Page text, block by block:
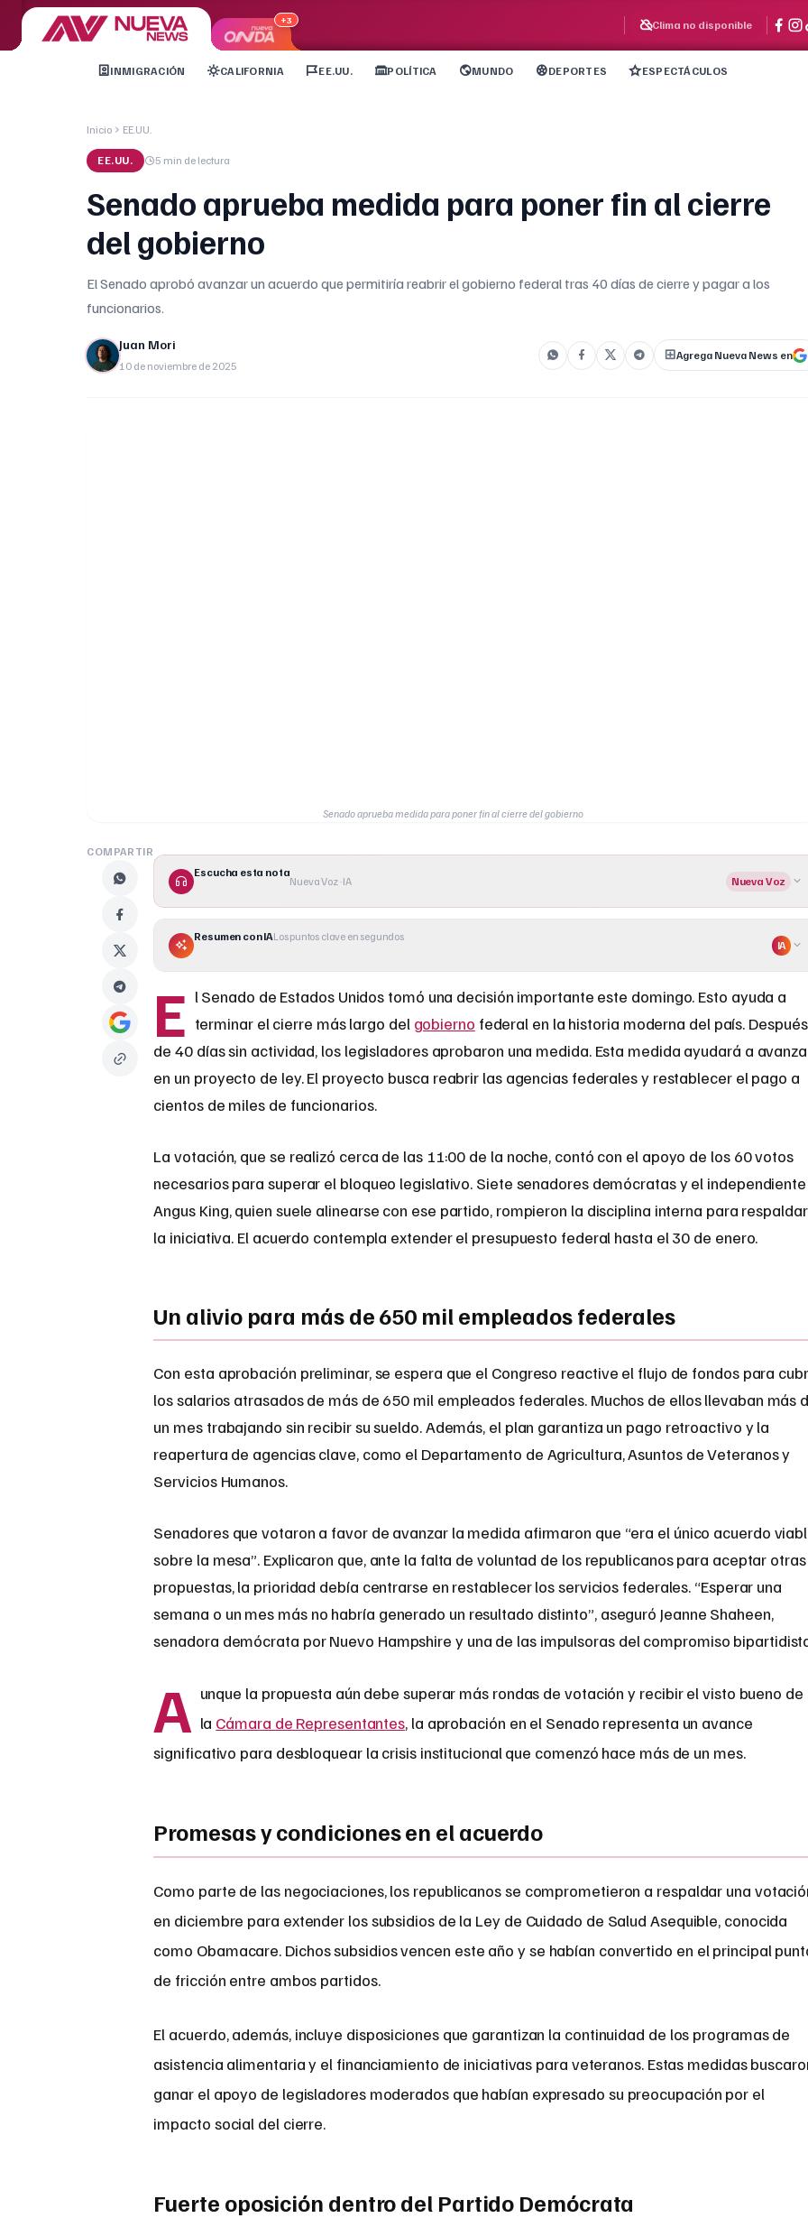
+3 Clima no disponible
INMIGRACIÓN CALIFORNIA EE.UU. POLÍTICA MUNDO DEPORTES ESPECTÁCULOS
Inicio EE.UU.
EE.UU. 5 min de lectura
Senado aprueba medida para poner fin al cierre
del gobierno
El Senado aprobó avanzar un acuerdo que permitiría reabrir el gobierno federal tras 40 días de cierre y pagar a los
funcionarios.
Juan Mori
10 de noviembre de 2025
Agrega Nueva News en
Senado aprueba medida para poner fin al cierre del gobierno
COMPARTIR
Escucha esta nota
Nueva Voz · IA Nueva Voz
Resumen con IALos puntos clave en segundos
IA
E l Senado de Estados Unidos tomó una decisión importante este domingo. Esto ayuda a
terminar el cierre más largo del gobierno federal en la historia moderna del país. Después
de 40 días sin actividad, los legisladores aprobaron una medida. Esta medida ayudará a
en un proyecto de ley. El proyecto busca reabrir las agencias federales y restablecer el pago a
cientos de miles de funcionarios.
La votación, que se realizó cerca de las 11:00 de la noche, contó con el apoyo de los 60 votos
necesarios para superar el bloqueo legislativo. Siete senadores demócratas y el independiente
Angus King, quien suele alinearse con ese partido, rompieron la disciplina interna para respaldar
la iniciativa. El acuerdo contempla extender el presupuesto federal hasta el 30 de enero.
Un alivio para más de 650 mil empleados federales
Con esta aprobación preliminar, se espera que el Congreso reactive el flujo de fondos para
los salarios atrasados de más de 650 mil empleados federales. Muchos de ellos llevaban más
un mes trabajando sin recibir su sueldo. Además, el plan garantiza un pago retroactivo y la
reapertura de agencias clave, como el Departamento de Agricultura, Asuntos de Veteranos y
Servicios Humanos.
Senadores que votaron a favor de avanzar la medida afirmaron que “era el único acuerdo
sobre la mesa”. Explicaron que, ante la falta de voluntad de los republicanos para aceptar otras
propuestas, la prioridad debía centrarse en restablecer los servicios federales. “Esperar una
semana o un mes más no habría generado un resultado distinto”, aseguró Jeanne Shaheen,
senadora demócrata por Nuevo Hampshire y una de las impulsoras del compromiso
A unque la propuesta aún debe superar más rondas de votación y recibir el visto bueno de
la Cámara de Representantes, la aprobación en el Senado representa un avance
significativo para desbloquear la crisis institucional que comenzó hace más de un mes.
Promesas y condiciones en el acuerdo
Como parte de las negociaciones, los republicanos se comprometieron a respaldar una
en diciembre para extender los subsidios de la Ley de Cuidado de Salud Asequible, conocida
como Obamacare. Dichos subsidios vencen este año y se habían convertido en el principal
de fricción entre ambos partidos.
El acuerdo, además, incluye disposiciones que garantizan la continuidad de los programas de
asistencia alimentaria y el financiamiento de iniciativas para veteranos. Estas medidas
ganar el apoyo de legisladores moderados que habían expresado su preocupación por el
impacto social del cierre.
Fuerte oposición dentro del Partido Demócrata